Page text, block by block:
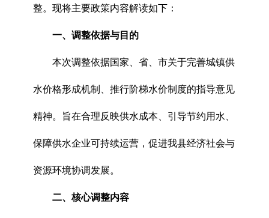
整。现将主要政策内容解读如下：
一、调整依据与目的
本次调整依据国家、省、市关于完善城镇供
水价格形成机制、推行阶梯水价制度的指导意见
精神。旨在合理反映供水成本、引导节约用水、
保障供水企业可持续运营，促进我县经济社会与
资源环境协调发展。
二、核心调整内容